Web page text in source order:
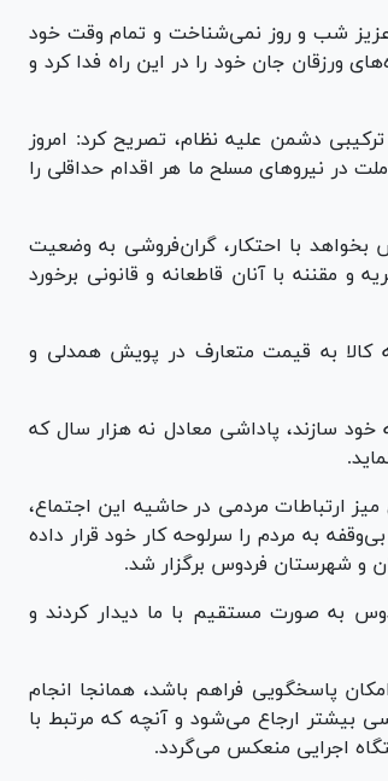
شب و روز نمی‌شناخت و تمام وقت خود
ورزقان جان خود را در این راه فدا کرد و
دشمن علیه نظام، تصریح کرد: امروز
در نیرو‌های مسلح ما هر اقدام حداقلی را
بخواهد با احتکار، گران‌فروشی به وضعیت
مقننه با آنان قاطعانه و قانونی برخورد
به قیمت متعارف در پویش همدلی و
سازند، پاداشی معادل نه هزار سال که
ارتباطات مردمی در حاشیه این اجتماع،
به مردم را سرلوحه کار خود قرار داده
و شهرستان فردوس برگزار شد.
از ۱۰۰ نفر از شهروندان فردوس به صورت مستقیم با ما دیدار کردند و
پاسخگویی فراهم باشد، همانجا انجام
بیشتر ارجاع می‌شود و آنچه که مرتبط با
اجرایی منعکس می‌گردد.